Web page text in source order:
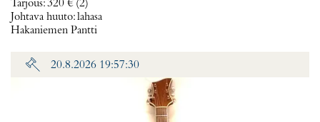
Tarjous:320 € (2)
Johtava huuto:lahasa
Hakaniemen Pantti
20.8.2026 19:57:30